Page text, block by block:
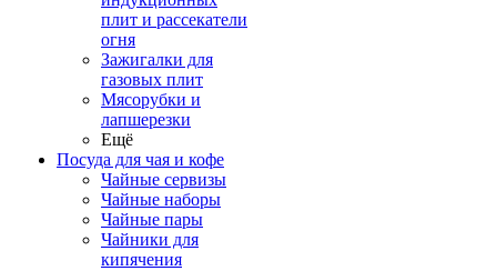
плит и рассекатели
огня
Зажигалки для
газовых плит
Мясорубки и
лапшерезки
Ещё
Посуда для чая и кофе
Чайные сервизы
Чайные наборы
Чайные пары
Чайники для
кипячения